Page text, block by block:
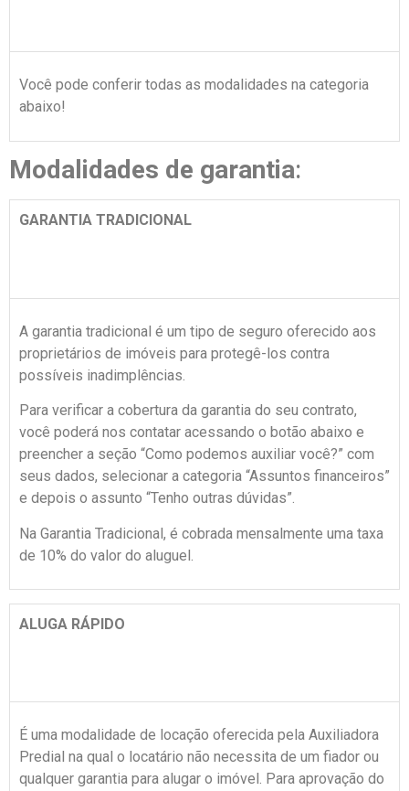
Você pode conferir todas as modalidades na categoria
abaixo!
Modalidades de garantia:
GARANTIA TRADICIONAL
A garantia tradicional é um tipo de seguro oferecido aos
proprietários de imóveis para protegê-los contra
possíveis inadimplências.
Para verificar a cobertura da garantia do seu contrato,
você poderá nos contatar acessando o botão abaixo e
preencher a seção “Como podemos auxiliar você?” com
seus dados, selecionar a categoria “Assuntos financeiros”
e depois o assunto “Tenho outras dúvidas”.
Na Garantia Tradicional, é cobrada mensalmente uma taxa
de 10% do valor do aluguel.
ALUGA RÁPIDO
É uma modalidade de locação oferecida pela Auxiliadora
Predial na qual o locatário não necessita de um fiador ou
qualquer garantia para alugar o imóvel. Para aprovação do